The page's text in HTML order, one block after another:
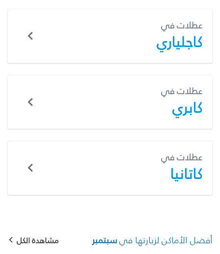
عطلات في
كاجلياري
عطلات في
كابري
عطلات في
كاتانيا
أفضل الأماكن لزيارتها فيسبتمبر مشاهدة الكل